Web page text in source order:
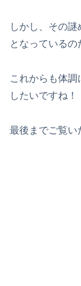
しかし、その
となっているの
これからも体
したいですね！
最後までご覧い